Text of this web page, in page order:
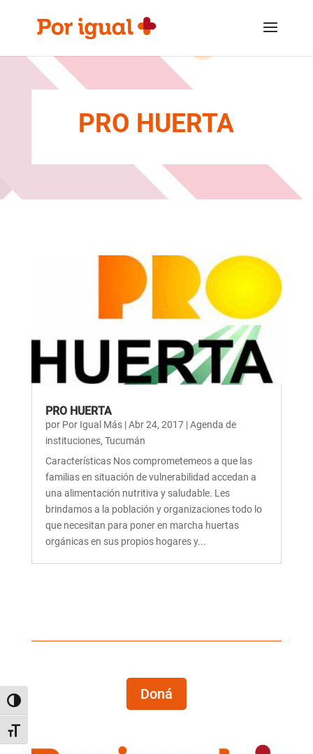
contenido
navegación
Alternar alto contraste
Alternar tamaño de letra
PRO HUERTA
PRO HUERTA
por Por Igual Más|Abr 24, 2017|Agenda de
instituciones, Tucumán
Características Nos comprometemeos a que las
familias en situación de vulnerabilidad accedan a
una alimentación nutritiva y saludable. Les
brindamos a la población y organizaciones todo lo
que necesitan para poner en marcha huertas
orgánicas en sus propios hogares y...
Doná